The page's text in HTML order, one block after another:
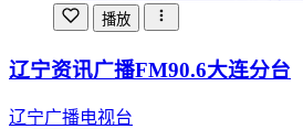
播放
辽宁资讯广播FM90.6大连分台
辽宁广播电视台